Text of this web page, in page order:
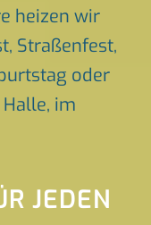
heizen wir
Straßenfest,
oder
im
JEDEN